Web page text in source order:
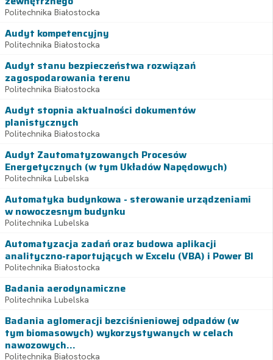
Politechnika Białostocka
Audyt kompetencyjny
Politechnika Białostocka
Audyt stanu bezpieczeństwa rozwiązań
zagospodarowania terenu
Politechnika Białostocka
Audyt stopnia aktualności dokumentów
planistycznych
Politechnika Białostocka
Audyt Zautomatyzowanych Procesów
Energetycznych (w tym Układów Napędowych)
Politechnika Lubelska
Automatyka budynkowa - sterowanie urządzeniami
w nowoczesnym budynku
Politechnika Lubelska
Automatyzacja zadań oraz budowa aplikacji
analityczno-raportujących w Excelu (VBA) i Power BI
Politechnika Białostocka
Badania aerodynamiczne
Politechnika Lubelska
Badania aglomeracji bezciśnieniowej odpadów (w
tym biomasowych) wykorzystywanych w celach
nawozowych...
Politechnika Białostocka